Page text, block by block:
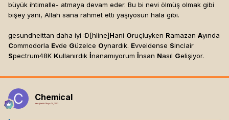
büyük ihtimalle- atmaya devam eder. Bu bi nevi ölmüş olmak gibi
bişey yani, Allah sana rahmet etti yaşıyosun hala gibi.
gesundheittan daha iyi :D[hline]Hani Oruçluyken Ramazan Ayında
Commodorla Evde Güzelce Oynardık. Evveldense Sinclair
Spectrum48K Kullanırdık İnanamıyorum İnsan Nasıl Gelişiyor.
Chemical
Mesaj tarihi: Mayıs 24, 2003